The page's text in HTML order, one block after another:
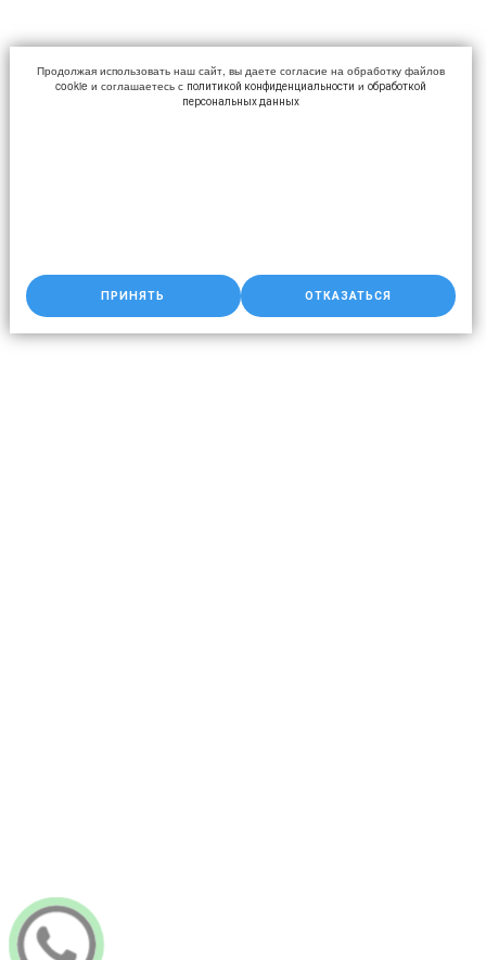
Продолжая использовать наш сайт, вы даете согласие на обработку файлов
cookie и соглашаетесь с политикой конфиденциальности и обработкой
персональных данных
ПРИНЯТЬ ОТКАЗАТЬСЯ